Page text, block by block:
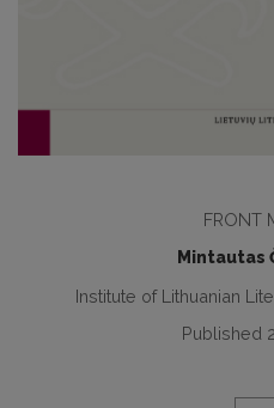
FRONT
Mintautas
Institute of Lithuanian
Published